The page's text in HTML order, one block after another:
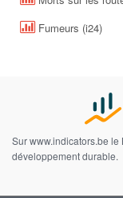
Fumeurs (i24)
Sur www.indicators.be
développement durable.